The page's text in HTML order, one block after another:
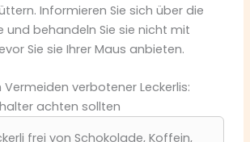
Informieren Sie sich über die
und behandeln Sie sie nicht mit
Sie sie Ihrer Maus anbieten.
verbotener Leckerlis:
achten sollten
frei von Schokolade, Koffein,